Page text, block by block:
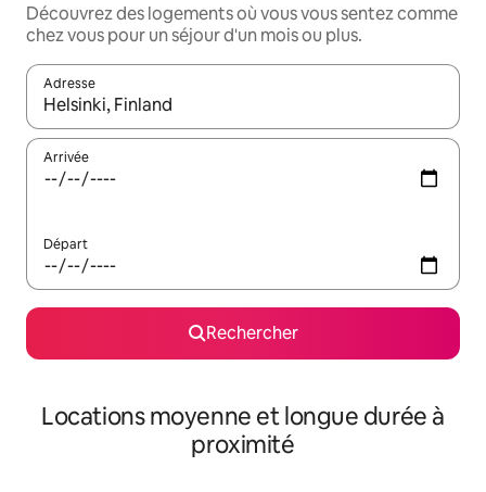
Découvrez des logements où vous vous sentez comme
chez vous pour un séjour d'un mois ou plus.
Adresse
Lorsque les résultats s'affichent, utilisez les flèches vers le
Arrivée
Départ
Rechercher
Locations moyenne et longue durée à
proximité